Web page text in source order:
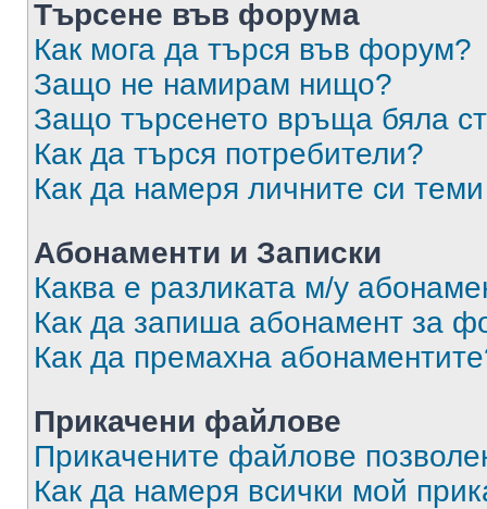
Търсене във форума
Как мога да търся във форум?
Защо не намирам нищо?
Защо търсенето връща бяла
Как да търся потребители?
Как да намеря личните си
Абонаменти и Записки
Каква е разликата м/у
Как да запиша абонамент за
Как да премахна
Прикачени файлове
Прикачените файлове
Как да намеря всички мой